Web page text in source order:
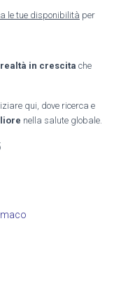
le tue disponibilità per
realtà in crescita che
qui, dove ricerca e
nella salute globale.